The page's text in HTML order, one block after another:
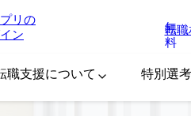
リの
ン
無
料
転職
職支援について 特別選